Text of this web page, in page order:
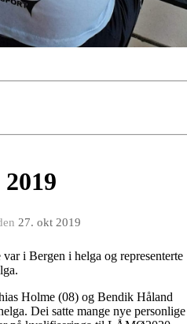
27. okt 2019
i Bergen i helga og representerte
Holme (08) og Bendik Håland
Dei satte mange nye personlige